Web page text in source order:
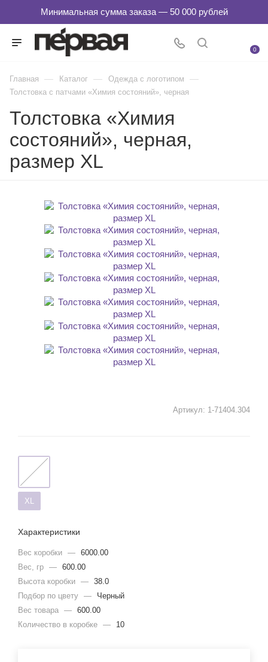
0
Главная — Каталог — Одежда с логотипом —
Толстовка с патчами «Химия состояний», черная
Толстовка «Химия
состояний», черная,
размер XL
Артикул: 1-71404.304
XL
Характеристики
Вес коробки — 6000.00
Вес, гр — 600.00
Высота коробки — 38.0
Подбор по цвету —
Черный
Вес товара — 600.00
Количество в коробке — 10